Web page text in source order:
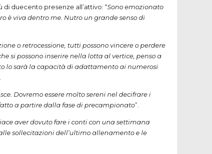
duecento presenze all’attivo: “Sono emozionato
è viva dentro me. Nutro un grande senso di
o retrocessione, tutti possono vincere o perdere
si possono inserire nella lotta al vertice, penso a
lo sarà la capacità di adattamento ai numerosi
Dovremo essere molto sereni nel decifrare i
a partire dalla fase di precampionato”.
aver dovuto fare i conti con una settimana
sollecitazioni dell’ultimo allenamento e le